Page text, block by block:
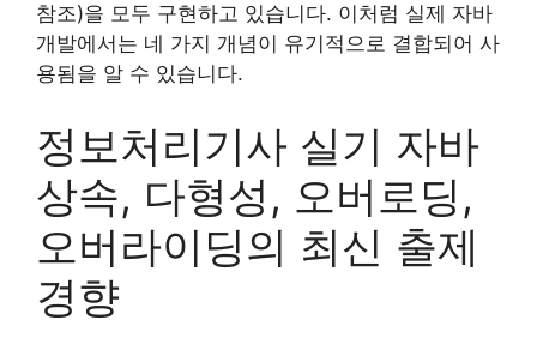
참조)을 모두 구현하고 있습니다. 이처럼 실제 자바
개발에서는 네 가지 개념이 유기적으로 결합되어 사
용됨을 알 수 있습니다.
정보처리기사 실기 자바
상속, 다형성, 오버로딩,
오버라이딩의 최신 출제
경향